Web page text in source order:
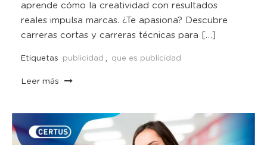
aprende cómo la creatividad con resultados
reales impulsa marcas. ¿Te apasiona? Descubre
carreras cortas y carreras técnicas para […]
Etiquetas publicidad , que es publicidad
Leer más